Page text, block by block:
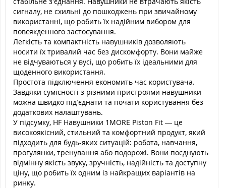
сигналу, не схильні до пошкоджень при звичайному
використанні, що робить їх надійним вибором для
повсякденного застосування.
Легкість та компактність навушників дозволяють
носити їх тривалий час без дискомфорту. Вони майже
не відчуваються у вусі, що робить їх ідеальними для
щоденного використання.
Простота підключення економить час користувача.
Завдяки сумісності з різними пристроями навушники
можна швидко під’єднати та почати користування без
додаткових налаштувань.
У підсумку, HF Навушники 1MORE Piston Fit — це
високоякісний, стильний та комфортний продукт, який
підходить для будь-яких ситуацій: робота, навчання,
прогулянки, тренування або подорожі. Вони поєднують
відмінну якість звуку, зручність, надійність та доступну
ціну, що робить їх одним із найкращих варіантів на
ринку.